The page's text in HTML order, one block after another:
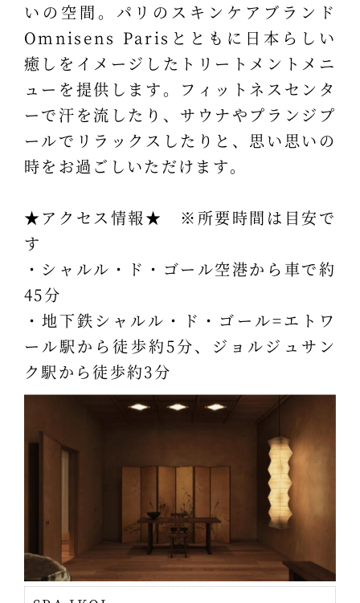
いの空間。パリのスキンケアブランド
Omnisens Parisとともに日本らしい
癒しをイメージしたトリートメントメニ
ューを提供します。フィットネスセンタ
ーで汗を流したり、サウナやプランジプ
ールでリラックスしたりと、思い思いの
時をお過ごしいただけます。
★アクセス情報★ ※所要時間は目安で
す
・シャルル・ド・ゴール空港から車で約
45分
・地下鉄シャルル・ド・ゴール=エトワ
ール駅から徒歩約5分、ジョルジュサン
ク駅から徒歩約3分